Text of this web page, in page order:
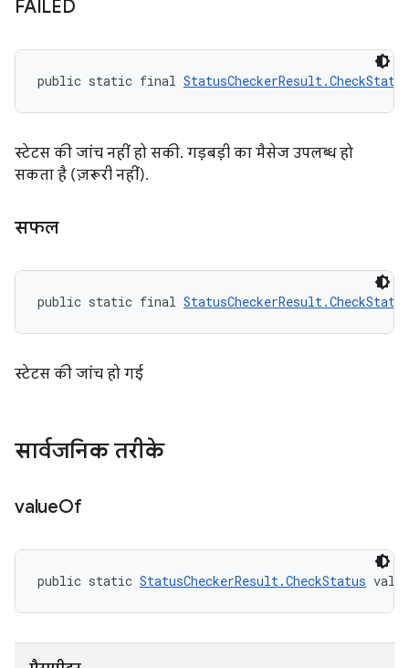
FAILED
public static final StatusCheckerResult.CheckStatus
स्टेटस की जांच नहीं हो सकी. गड़बड़ी का मैसेज उपलब्ध हो
सकता है (ज़रूरी नहीं).
सफल
public static final StatusCheckerResult.CheckStatus
स्टेटस की जांच हो गई
सार्वजनिक तरीके
valueOf
public static StatusCheckerResult.CheckStatus